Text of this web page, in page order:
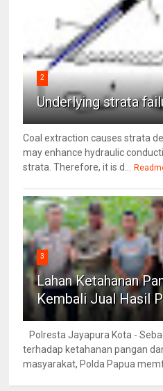
2
Underlying strata
Coal extraction causes strata
may enhance hydraulic
strata. Therefore, it is d...
3
Lahan Ketahanan
Kembali Jual Hasil
Polresta Jayapura Kota -
terhadap ketahanan pangan
masyarakat, Polda Papua